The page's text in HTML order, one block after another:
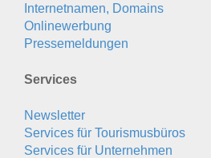
Internetnamen, Domains
Onlinewerbung
Pressemeldungen
Services
Newsletter
Services für Tourismusbüros
Services für Unternehmen